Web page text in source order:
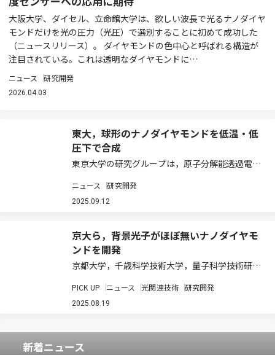
大阪大学、ダイセル、立命館大学は、欲しい波長で光るナノダイヤ
モンドだけを光の圧力（光圧）で選別することに初めて成功した
（ニュースリリース）。 ダイヤモンドの色中心と呼ばれる構造が
注目されている。これは透明なダイヤモンドに…
ニュース 研究開発
2026.04.03
東大，球形のナノダイヤモンドを低温・低
圧下で合成
東京大学の研究グループは，原子分解能透過電子
ンタン（Ad）の結晶に電子線照射することで，ナ
ノサイズの球形のダイヤモンドを合成することに
ニュース 研究開発
2025.09.12
京大ら，背景光子がほぼ無いナノダイヤモ
ンドを開発
京都大学，千歳科学技術大学，量子科学技術研究
し熱処理を施すことで，ノイズとなる背景光子の
発生がほとんど無い，単一 SnV中心を内包するナ
PICK UP ニュース 光関連技術 研究開発
2025.08.19
新着ニュース